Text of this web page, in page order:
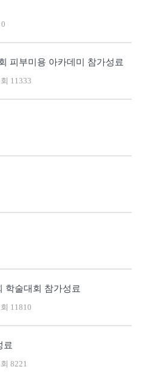
피부미용 아카데미 참가성료
11333
학술대회 참가성료
11810
료
8221